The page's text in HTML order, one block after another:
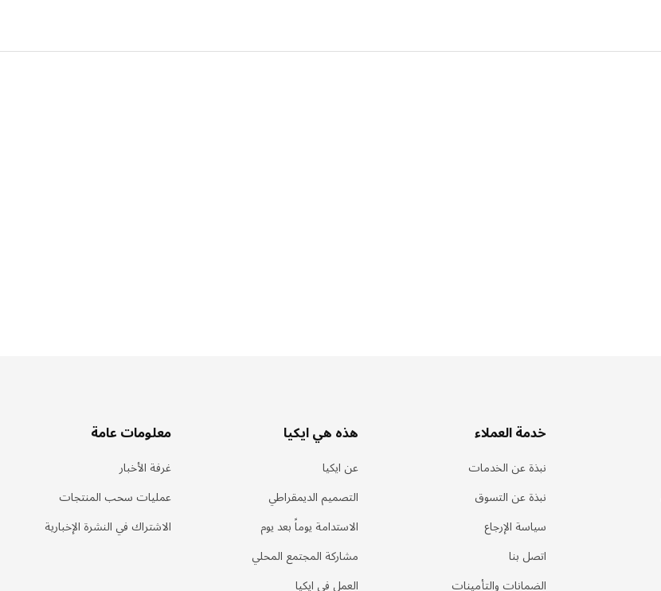
خدمة العملاء
نبذة عن الخدمات
نبذة عن التسوق
سياسة الإرجاع
اتصل بنا
الضمانات والتأمينات
هذه هي ايكيا
عن ايكيا
التصميم الديمقراطي
الاستدامة يوماً بعد يوم
مشاركة المجتمع المحلي
العمل في ايكيا
معلومات عامة
غرفة الأخبار
عمليات سحب المنتجات
الاشتراك في النشرة الإخبارية